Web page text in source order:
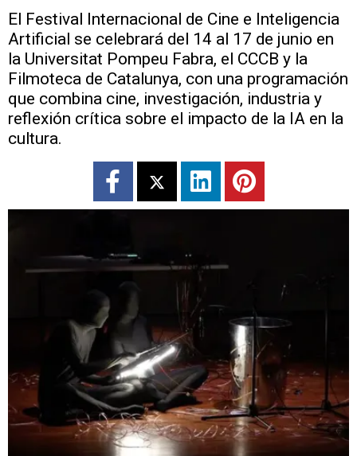
El Festival Internacional de Cine e Inteligencia
Artificial se celebrará del 14 al 17 de junio en
la Universitat Pompeu Fabra, el CCCB y la
Filmoteca de Catalunya, con una programación
que combina cine, investigación, industria y
reflexión crítica sobre el impacto de la IA en la
cultura.